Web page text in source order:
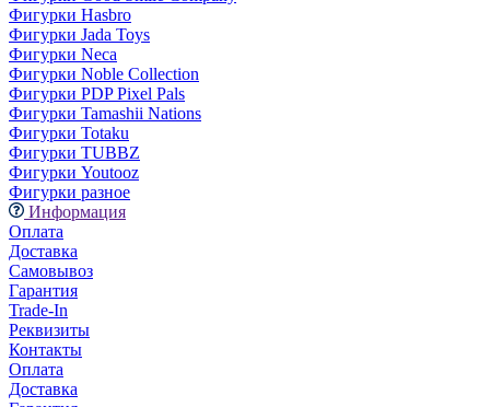
Фигурки Hasbro
Фигурки Jada Toys
Фигурки Neca
Фигурки Noble Collection
Фигурки PDP Pixel Pals
Фигурки Tamashii Nations
Фигурки Totaku
Фигурки TUBBZ
Фигурки Youtooz
Фигурки разное
Информация
Оплата
Доставка
Самовывоз
Гарантия
Trade-In
Реквизиты
Контакты
Оплата
Доставка